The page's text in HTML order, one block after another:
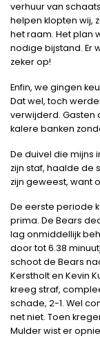
verhuur van
helpen klopten wij,
het raam. Het plan
nodige bijstand. Er
zeker op!
Enfin, we gingen
Dat wel, toch
verwijderd. Gasten
kalere banken
De duivel die mijns
zijn staf, haalde de
zijn geweest, want
De eerste periode
prima. De Bears
lag onmiddellijk
door tot 6.38
schoot de Bears
Kerstholt en Kevin
kreeg straf,
schade, 2-1. Wel
net niet. Toen
Mulder wist er